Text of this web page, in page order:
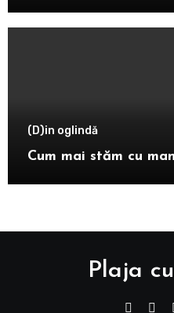
(D)in oglindă
Cum mai stăm cu
Plaja